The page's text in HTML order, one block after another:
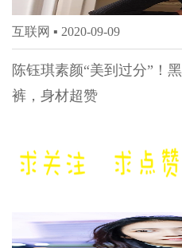
互联网 ▪ 2020-09-09
陈钰琪素颜“美到过分”！
裤，身材超赞